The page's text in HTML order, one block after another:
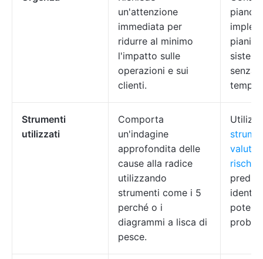
un'attenzione
immediata per
ridurre al minimo
l'impatto sulle
operazioni e sui
clienti.
piano
senza
Strumenti
utilizzati
Comporta
un'indagine
approfondita delle
cause alla radice
utilizzando
strumenti come i 5
perché o i
diagrammi a lisca di
pesce.
Utilizza
rischi